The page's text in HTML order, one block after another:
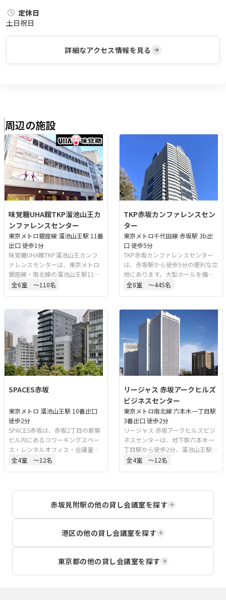
定休日
土日祝日
詳細なアクセス情報を見る
周辺の施設
味覚糖UHA館TKP溜池山王カ
ンファレンスセンター
東京メトロ銀座線 溜池山王駅 11番
出口 徒歩1分
味覚糖UHA館TKP溜池山王カンフ
ァレンスセンターは、東京メトロ
銀座線・南北線の溜池山王駅11番
出口から徒歩1分、赤坂駅からも徒
ルームも備えており、さまざまな
用途に対応可能です。
全6室 〜110名
TKP赤坂カンファレンスセン
ター
東京メトロ千代田線 赤坂駅 3b出
口 徒歩5分
TKP赤坂カンファレンスセンター
は、赤坂駅から徒歩5分の便利な立
地にあります。大型ホールを備
え、社内会議や研修、セミナー、
場からは東京の景色を一望できま
全8室 〜445名
SPACES赤坂
東京メトロ 溜池山王駅 10番出口
徒歩2分
SPACES赤坂は、赤坂2丁目の新築
ビル内にあるコワーキングスペー
ス・レンタルオフィス・会議室で
す。チームミーティングやクライ
か、軽食サービスも用意されてお
り、スタッフによるサポートも受
でない方でもご利用可能です。
全4室 〜12名
リージャス 赤坂アークヒルズ
ビジネスセンター
東京メトロ南北線 六本木一丁目駅
3番出口 徒歩2分
リージャス 赤坂アークヒルズビジ
ネスセンターは、地下鉄六本木一
丁目駅から徒歩2分、溜池山王駅か
らもアクセス可能な複合施設内に
全4室 〜12名
赤坂見附駅の他の貸し会議室を探す
港区の他の貸し会議室を探す
東京都の他の貸し会議室を探す